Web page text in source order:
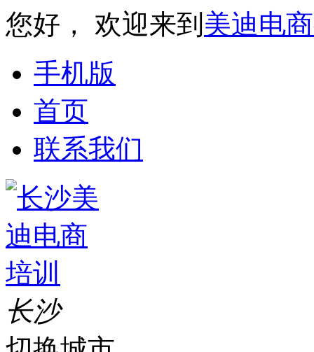
您好， 欢迎来到 美迪电
手机版
首页
联系我们
长沙